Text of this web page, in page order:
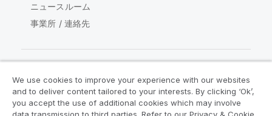
ニュースルーム
事業所 / 連絡先
Qlik コミュニティ
We use cookies to improve your experience with our websites
and to deliver content tailored to your interests. By clicking ‘Ok’,
you accept the use of additional cookies which may involve